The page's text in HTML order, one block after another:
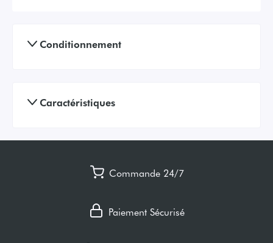
Conditionnement
Caractéristiques
Commande 24/7
Paiement Sécurisé